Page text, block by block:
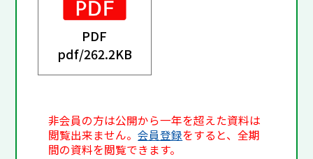
PDF
pdf/262.2KB
非会員の方は公開から一年を超えた資料は
閲覧出来ません。会員登録をすると、全期
間の資料を閲覧できます。